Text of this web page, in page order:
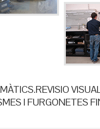
I FURGONETES